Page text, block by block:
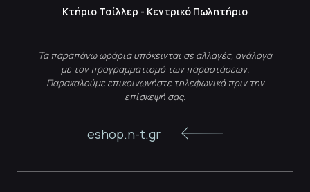
Κτήριο Τσίλλερ - Κεντρικό Πωλητήριο
Τα παραπάνω ωράρια υπόκεινται σε αλλαγές, ανάλογα
με τον προγραμματισμό των παραστάσεων.
Παρακαλούμε επικοινωνήστε τηλεφωνικά πριν την
επίσκεψή σας.
eshop.n-t.gr